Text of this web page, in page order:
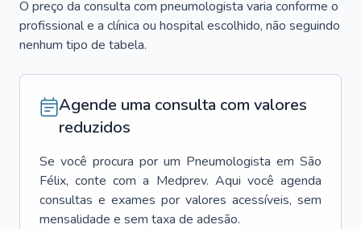
O preço da consulta com pneumologista varia conforme o
profissional e a clínica ou hospital escolhido, não seguindo
nenhum tipo de tabela.
Agende uma consulta com valores
reduzidos
Se você procura por um Pneumologista em São
Félix, conte com a Medprev. Aqui você agenda
consultas e exames por valores acessíveis, sem
mensalidade e sem taxa de adesão.